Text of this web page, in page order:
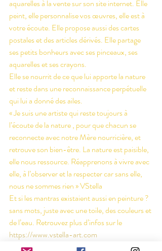
aquarelles à la vente sur son site internet. Elle
peint, elle personnalise vos œuvres, elle est à
votre écoute. Elle propose aussi des cartes
postales et des articles dérivés. Elle partage
ses petits bonheurs avec ses pinceaux, ses
aquarelles et ses crayons.
Elle se nourrit de ce que lui apporte la nature
et reste dans une reconnaissance perpétuelle
qui lui a donné des ailes.
« Je suis une artiste qui reste toujours à
l’écoute de la nature , pour que chacun se
reconnecte avec notre Mère nourricière, et
retrouve son bien-être. La nature est paisible,
elle nous ressource. Réapprenons à vivre avec
elle, à l’observer et la respecter car sans elle,
nous ne sommes rien » VStella
Et si les mantras existaient aussi en peinture ?
sans mots, juste avec une toile, des couleurs et
de l’eau. Retrouvez plus d’infos sur le
https://www.vstella-art.com